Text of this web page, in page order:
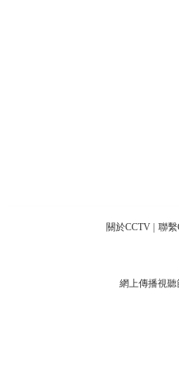
關於CCTV 聯
網上傳播視聽